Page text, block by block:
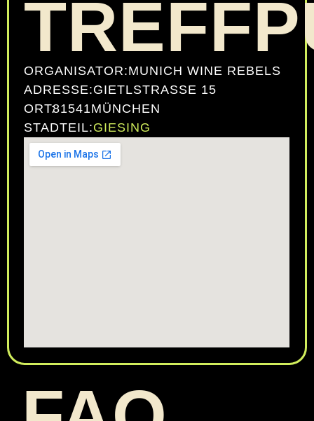
ORGANISATOR:MUNICH WINE REBELS
ADRESSE:GIETLSTRASSE 15
ORT:81541MÜNCHEN
STADTEIL:GIESING